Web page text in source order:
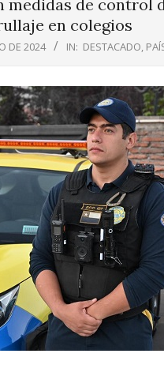
medidas de control
en colegios
DE 2024 IN: DESTACADO,